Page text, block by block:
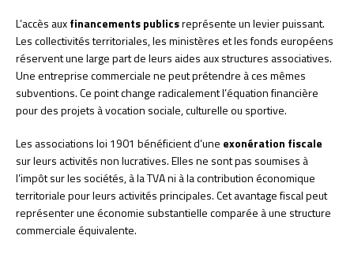
L’accès auxfinancements publicsreprésente un levier puissant.
Les collectivités territoriales, les ministères et les fonds européens
réservent une large part de leurs aides aux structures associatives.
Une entreprise commerciale ne peut prétendre à ces mêmes
subventions. Ce point change radicalement l’équation financière
pour des projets à vocation sociale, culturelle ou sportive.
Les associations loi 1901 bénéficient d’une exonération fiscale
sur leurs activités non lucratives. Elles ne sont pas soumises à
l’impôt sur les sociétés, à la TVA ni à la contribution économique
territoriale pour leurs activités principales. Cet avantage fiscal peut
représenter une économie substantielle comparée à une structure
commerciale équivalente.